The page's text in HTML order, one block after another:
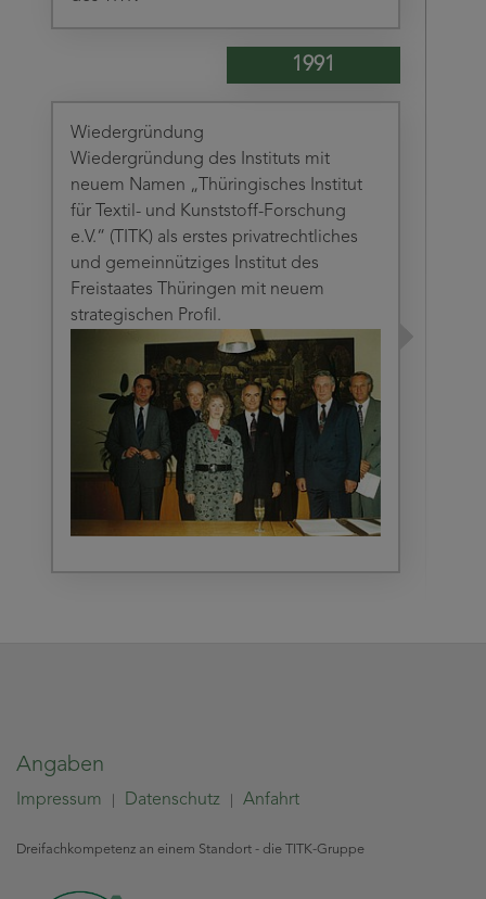
1991
Wiedergründung
Wiedergründung des Instituts mit
neuem Namen „Thüringisches Institut
für Textil- und Kunststoff-Forschung
e.V.“ (TITK) als erstes privatrechtliches
und gemeinnütziges Institut des
Freistaates Thüringen mit neuem
strategischen Profil.
Angaben
Impressum Datenschutz Anfahrt
Dreifachkompetenz an einem Standort - die TITK-Gruppe